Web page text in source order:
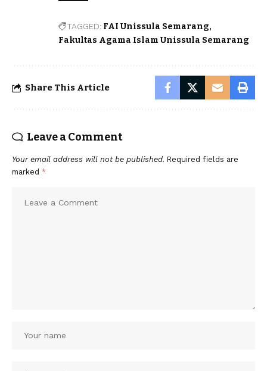
TAGGED: FAI Unissula Semarang
Fakultas Agama Islam Unissula Semarang
Share This Article
Leave a Comment
Your email address will not be published. Required fields are
marked *